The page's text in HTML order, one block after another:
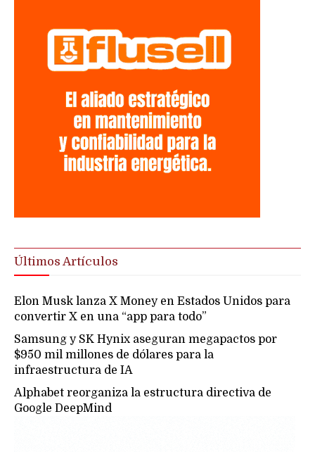
Últimos Artículos
Elon Musk lanza X Money en Estados Unidos para
convertir X en una “app para todo”
Samsung y SK Hynix aseguran megapactos por
$950 mil millones de dólares para la
infraestructura de IA
Alphabet reorganiza la estructura directiva de
Google DeepMind